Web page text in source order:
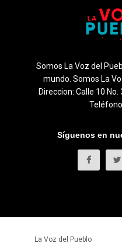
Somos La Voz del
mundo. Somos La
Direccion: Calle 10
Síguenos en
La Voz del Pueblo